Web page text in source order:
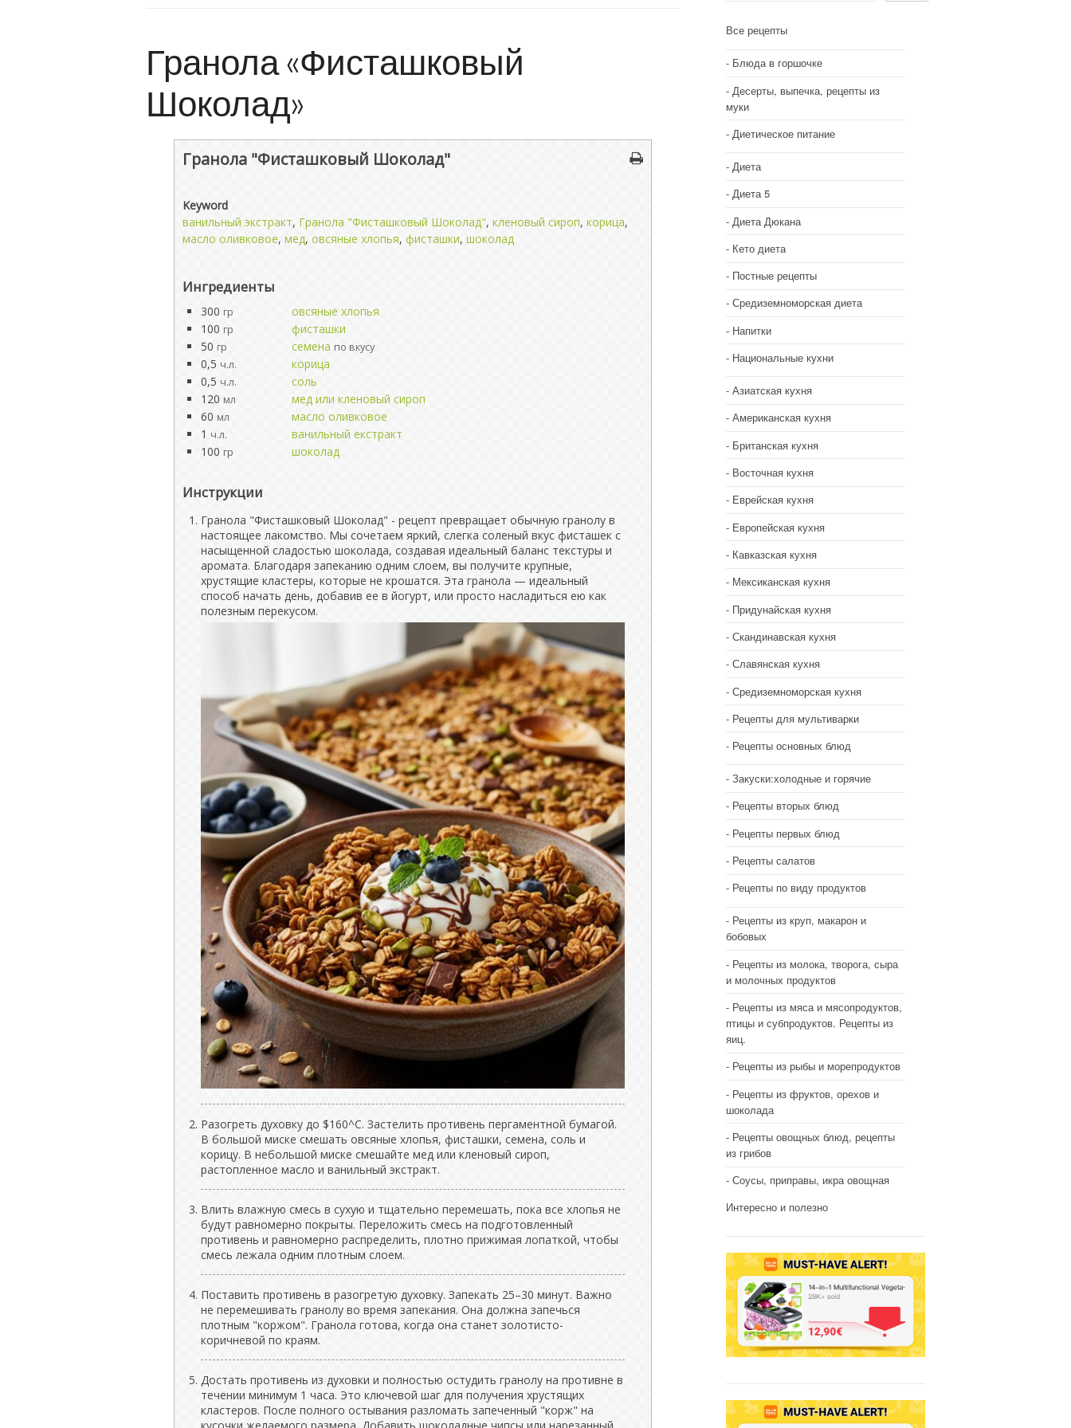
Гранола «Фисташковый
Шоколад»
Гранола "Фисташковый Шоколад"
Keyword
ванильный экстракт, Гранола "Фисташковый Шоколад", кленовый сироп, корица,
масло оливковое, мед, овсяные хлопья, фисташки, шоколад
Ингредиенты
300 гр
овсяные хлопья
100 гр
фисташки
50 гр семена по вкусу
0,5 ч.л.
корица
0,5 ч.л.
соль
120 мл
мед или кленовый сироп
60 мл
масло оливковое
1 ч.л.
ванильный екстракт
100 гр шоколад
Инструкции
Гранола "Фисташковый Шоколад" - рецепт превращает обычную гранолу в
настоящее лакомство. Мы сочетаем яркий, слегка соленый вкус фисташек с
насыщенной сладостью шоколада, создавая идеальный баланс текстуры и
аромата. Благодаря запеканию одним слоем, вы получите крупные,
хрустящие кластеры, которые не крошатся. Эта гранола — идеальный
способ начать день, добавив ее в йогурт, или просто насладиться ею как
полезным перекусом.
Разогреть духовку до $160^C. Застелить противень пергаментной бумагой.
В большой миске смешать овсяные хлопья, фисташки, семена, соль и
корицу. В небольшой миске смешайте мед или кленовый сироп,
растопленное масло и ванильный экстракт.
Влить влажную смесь в сухую и тщательно перемешать, пока все хлопья не
будут равномерно покрыты. Переложить смесь на подготовленный
противень и равномерно распределить, плотно прижимая лопаткой, чтобы
смесь лежала одним плотным слоем.
Поставить противень в разогретую духовку. Запекать 25–30 минут. Важно
не перемешивать гранолу во время запекания. Она должна запечься
плотным "коржом". Гранола готова, когда она станет золотисто-
коричневой по краям.
Достать противень из духовки и полностью остудить гранолу на противне в
течении минимум 1 часа. Это ключевой шаг для получения хрустящих
кластеров. После полного остывания разломать запеченный "корж" на
Все рецепты
Блюда в горшочке
Десерты, выпечка, рецепты из
муки
Диетическое питание
Диета
Диета 5
Диета Дюкана
Кето диета
Постные рецепты
Средиземноморская диета
Напитки
Национальные кухни
Азиатская кухня
Американская кухня
Британская кухня
Восточная кухня
Еврейская кухня
Европейская кухня
Кавказская кухня
Мексиканская кухня
Придунайская кухня
Скандинавская кухня
Славянская кухня
Средиземноморская кухня
Рецепты для мультиварки
Рецепты основных блюд
Закуски:холодные и горячие
Рецепты вторых блюд
Рецепты первых блюд
Рецепты салатов
Рецепты по виду продуктов
Рецепты из круп, макарон и
бобовых
Рецепты из молока, творога, сыра
и молочных продуктов
Рецепты из мяса и мясопродуктов,
птицы и субпродуктов. Рецепты из
яиц.
Рецепты из рыбы и морепродуктов
Рецепты из фруктов, орехов и
шоколада
Рецепты овощных блюд, рецепты
из грибов
Соусы, приправы, икра овощная
Интересно и полезно